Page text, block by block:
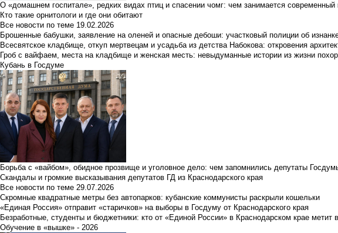
О «домашнем госпитале», редких видах птиц и спасении чомг: чем занимается современный
Кто такие орнитологи и где они обитают
Все новости по теме 19.02.2026
Брошенные бабушки, заявление на оленей и опасные дебоши: участковый полиции об
Всесвятское кладбище, откуп мертвецам и усадьба из детства Набокова: откровения
Гроб с вайфаем, места на кладбище и женская месть: невыдуманные истории из жизни
Кубань в Госдуме
Борьба с «вайбом», обидное прозвище и уголовное дело: чем запомнились депутаты
Скандалы и громкие высказывания депутатов ГД из Краснодарского края
Все новости по теме 29.07.2026
Скромные квадратные метры без автопарков: кубанские коммунисты раскрыли кошельки
«Единая Россия» отправит «старичков» на выборы в Госдуму от Краснодарского края
Безработные, студенты и бюджетники: кто от «Единой России» в Краснодарском крае метит
Обучение в «вышке» - 2026